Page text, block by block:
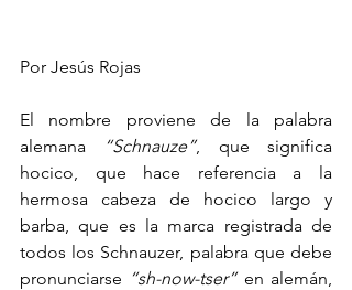
Por Jesús Rojas
El nombre proviene de la palabra
alemana
“Schnauze”, que significa
hocico, que hace referencia a la
hermosa cabeza de hocico largo y
barba, que es la marca registrada de
todos los Schnauzer, palabra que debe
pronunciarse “sh-now-tser” en alemán,